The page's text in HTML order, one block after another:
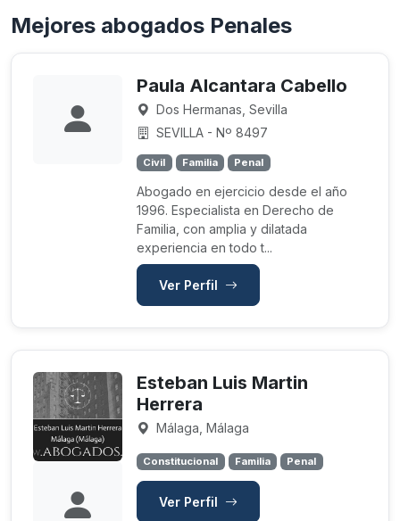
Mejores abogados Penales
Paula Alcantara Cabello
Dos Hermanas, Sevilla
SEVILLA - Nº 8497
Civil Familia Penal
Abogado en ejercicio desde el año
1996. Especialista en Derecho de
Familia, con amplia y dilatada
experiencia en todo t...
Ver Perfil
Esteban Luis Martin
Herrera
Málaga, Málaga
Constitucional Familia Penal
Ver Perfil